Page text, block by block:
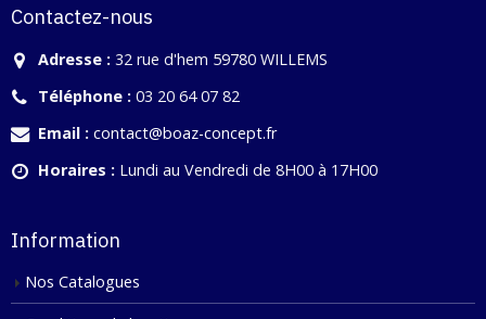
Contactez-nous
Adresse : 32 rue d'hem 59780 WILLEMS
Téléphone : 03 20 64 07 82
Email : contact@boaz-concept.fr
Horaires : Lundi au Vendredi de 8H00 à 17H00
Information
Nos Catalogues